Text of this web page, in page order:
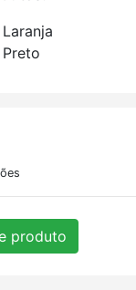
Laranja
Preto
produto